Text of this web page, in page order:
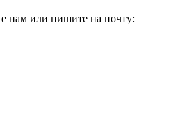
нам или пишите на почту: